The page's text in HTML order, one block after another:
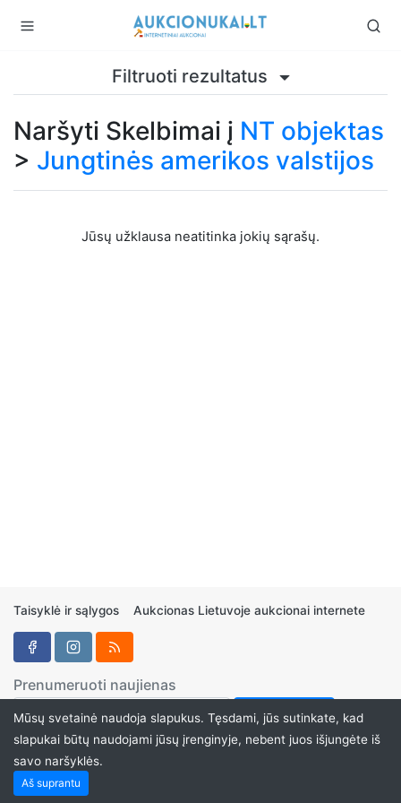
Filtruoti rezultatus
Naršyti Skelbimai į NT objektas
> Jungtinės amerikos valstijos
Jūsų užklausa neatitinka jokių sąrašų.
Taisyklė ir sąlygos Aukcionas Lietuvoje aukcionai internete
Prenumeruoti naujienas
Mūsų svetainė naudoja slapukus. Tęsdami, jūs sutinkate, kad
slapukai būtų naudojami jūsų įrenginyje, nebent juos išjungėte iš
savo naršyklės.
Aš suprantu